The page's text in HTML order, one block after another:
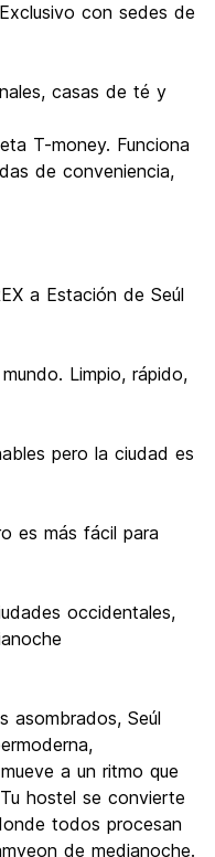
con sedes de
casas de té y
T-money. Funciona
de conveniencia,
a Estación de Seúl
Limpio, rápido,
pero la ciudad es
es más fácil para
occidentales,
asombrados, Seúl
a un ritmo que
hostel se convierte
todos procesan
de medianoche.